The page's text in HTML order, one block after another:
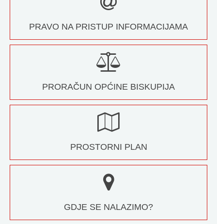
PRAVO NA PRISTUP INFORMACIJAMA
PRORAČUN OPĆINE BISKUPIJA
PROSTORNI PLAN
GDJE SE NALAZIMO?